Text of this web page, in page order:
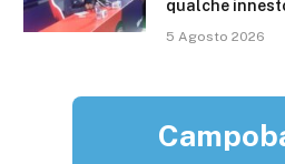
qualche
5 Agosto 2026